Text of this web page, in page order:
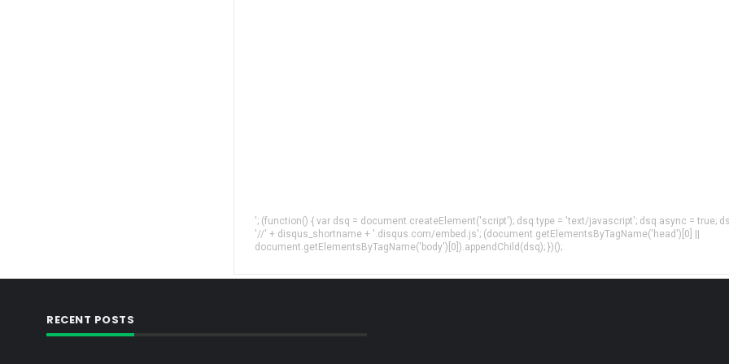
'; (function() { var dsq = document.createElement('script'); dsq.type = 'text/javascript'; dsq.async = true;
'//' + disqus_shortname + '.disqus.com/embed.js'; (document.getElementsByTagName('head')[0] ||
document.getElementsByTagName('body')[0]).appendChild(dsq); })();
RECENT POSTS